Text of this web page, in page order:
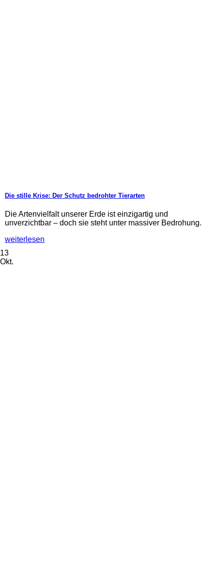
Die stille Krise: Der Schutz bedrohter Tierarten
Die Artenvielfalt unserer Erde ist einzigartig und
unverzichtbar – doch sie steht unter massiver Bedrohung.
weiterlesen
13
Okt.